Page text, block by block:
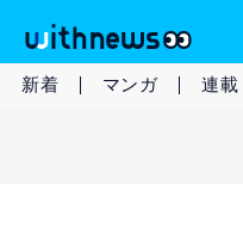
新着 マンガ 連載